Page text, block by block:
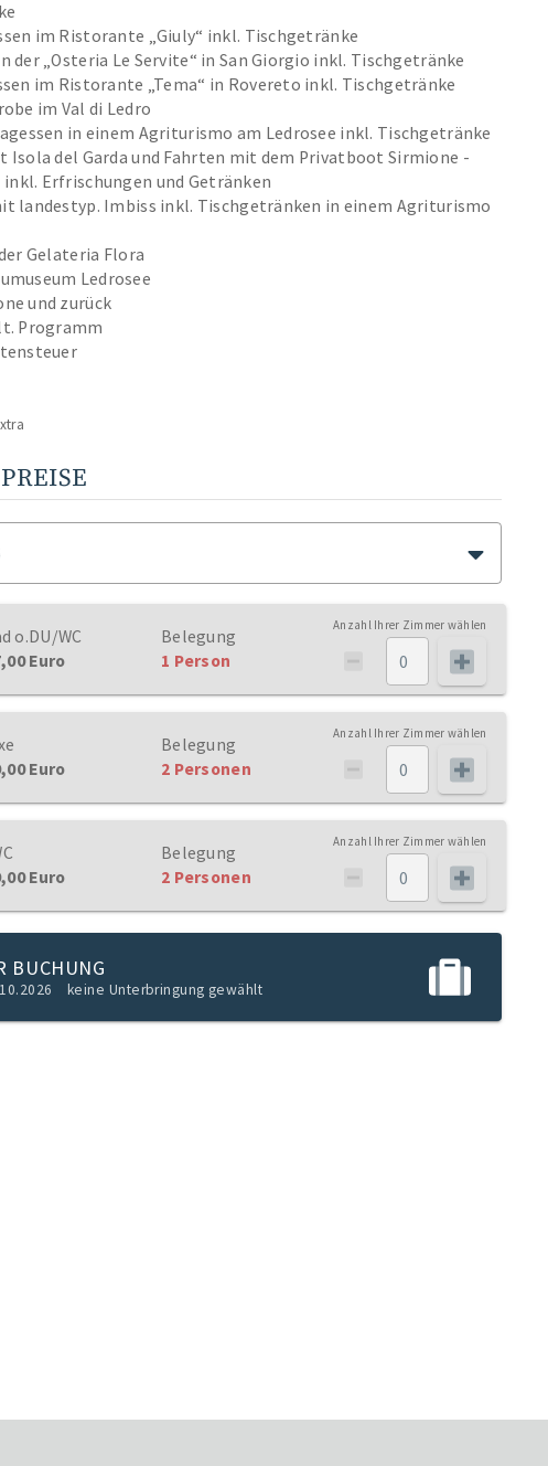
im Ristorante „Giuly“ inkl. Tischgetränke
der „Osteria Le Servite“ in San Giorgio inkl. Tischgetränke
im Ristorante „Tema“ in Rovereto inkl. Tischgetränke
im Val di Ledro
in einem Agriturismo am Ledrosee inkl. Tischgetränke
del Garda und Fahrten mit dem Privatboot Sirmione -
inkl. Erfrischungen und Getränken
landestyp. Imbiss inkl. Tischgetränken in einem Agriturismo
Gelateria Flora
Ledrosee
und zurück
Programm
o.DU/WC
Euro
Belegung
1 Person
Anzahl Ihrer Zimmer wählen
Euro
Belegung
2 Personen
Anzahl Ihrer Zimmer wählen
Euro
Belegung
2 Personen
Anzahl Ihrer Zimmer wählen
BUCHUNG
keine Unterbringung gewählt